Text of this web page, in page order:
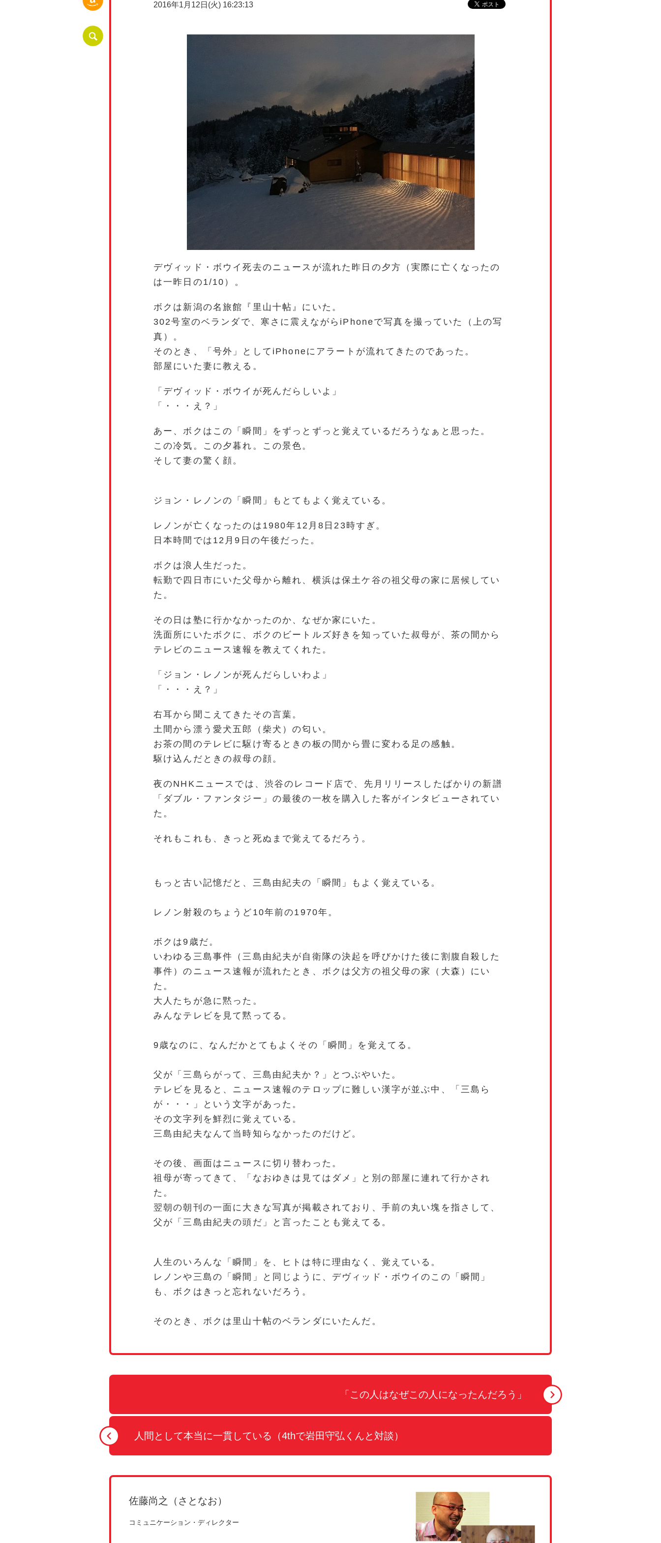
2016年1月12日(火) 16:23:13
デヴィッド・ボウイ死去のニュースが流れた昨日の夕方（実際に亡くなったの
は一昨日の1/10）。
ボクは新潟の名旅館『里山十帖』にいた。
302号室のベランダで、寒さに震えながらiPhoneで写真を撮っていた（上の写
真）。
そのとき、「号外」としてiPhoneにアラートが流れてきたのであった。
部屋にいた妻に教える。
「デヴィッド・ボウイが死んだらしいよ」
「・・・え？」
あー、ボクはこの「瞬間」をずっとずっと覚えているだろうなぁと思った。
この冷気。この夕暮れ。この景色。
そして妻の驚く顔。
ジョン・レノンの「瞬間」もとてもよく覚えている。
レノンが亡くなったのは1980年12月8日23時すぎ。
日本時間では12月9日の午後だった。
ボクは浪人生だった。
転勤で四日市にいた父母から離れ、横浜は保土ケ谷の祖父母の家に居候してい
た。
その日は塾に行かなかったのか、なぜか家にいた。
洗面所にいたボクに、ボクのビートルズ好きを知っていた叔母が、茶の間から
テレビのニュース速報を教えてくれた。
「ジョン・レノンが死んだらしいわよ」
「・・・え？」
右耳から聞こえてきたその言葉。
土間から漂う愛犬五郎（柴犬）の匂い。
お茶の間のテレビに駆け寄るときの板の間から畳に変わる足の感触。
駆け込んだときの叔母の顔。
夜のNHKニュースでは、渋谷のレコード店で、先月リリースしたばかりの新譜
「ダブル・ファンタジー」の最後の一枚を購入した客がインタビューされてい
た。
それもこれも、きっと死ぬまで覚えてるだろう。
もっと古い記憶だと、三島由紀夫の「瞬間」もよく覚えている。
レノン射殺のちょうど10年前の1970年。
ボクは9歳だ。
いわゆる三島事件（三島由紀夫が自衛隊の決起 を呼びかけた後に 割腹自殺した
事件）のニュース速報が流れたとき、ボクは父方の祖父母の家（大森）にい
た。
大人たちが急に黙った。
みんなテレビを見て黙ってる。
9歳なのに、なんだかとてもよくその「瞬間」を覚えてる。
父が「三島らがって、三島由紀夫か？」とつぶやいた。
テレビを見ると、ニュース速報のテロップに難しい漢字が並ぶ中、「三島ら
が・・・」という文字があった。
その文字列を鮮烈に覚えている。
三島由紀夫なんて当時知らなかったのだけど。
その後、画面はニュースに切り替わった。
祖母が寄ってきて、「なおゆきは見てはダメ」と別の部屋に連れて行かされ
た。
翌朝の朝刊の一面に大きな写真が掲載されており、手前の丸い塊を指さして、
父が「三島由紀夫の頭だ」と言ったことも覚えてる。
人生のいろんな「瞬間」を、ヒトは特に理由なく、覚えている。
レノンや三島の「瞬間」と同じように、デヴィッド・ボウイのこの「瞬間」
も、ボクはきっと忘れないだろう。
そのとき、ボクは里山十帖のベランダにいたんだ。
「この人はなぜこの人になったんだろう」
人間として本当に一貫している（4thで岩田守弘くんと対談）
佐藤尚之（さとなお）
コミュニケーション・ディレクター